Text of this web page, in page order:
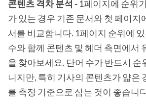
콘텐츠 격차 분석 - 1페이지에 순위
가 있는 경우 기존 문서와 첫 페이지
서를 비교합니다. 1페이지 순위에
수와 함께 콘텐츠 및 헤더 측면에서
을 찾아보세요. 단어 수가 반드시 순
니지만, 특히 기사의 콘텐츠가 얇은
를 측정 기준으로 삼는 것이 좋습니